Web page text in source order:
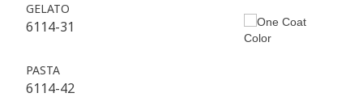
GELATO
6114-31
PASTA
6114-42